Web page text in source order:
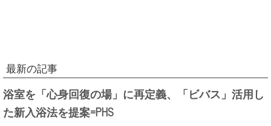
最新の記事
浴室を「心身回復の場」に再定義、「ビバス」活用し
た新入浴法を提案=PHS